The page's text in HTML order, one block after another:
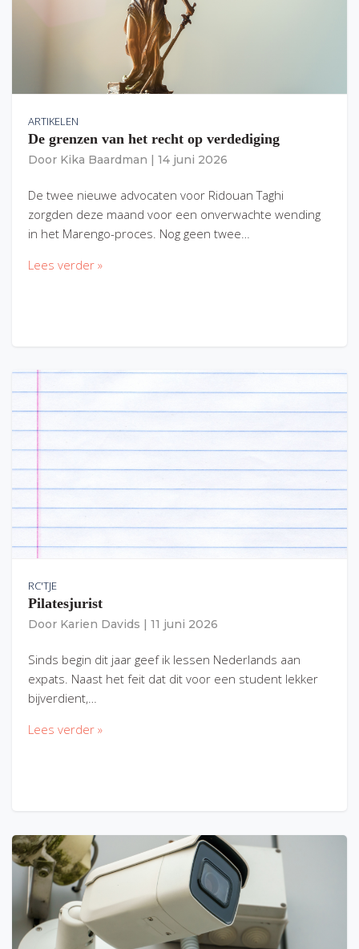
ARTIKELEN
De grenzen van het recht op verdediging
Door Kika Baardman 14 juni 2026
De twee nieuwe advocaten voor Ridouan Taghi
zorgden deze maand voor een onverwachte wending
in het Marengo-proces. Nog geen twee…
Lees verder »
RC'TJE
Pilatesjurist
Door Karien Davids 11 juni 2026
Sinds begin dit jaar geef ik lessen Nederlands aan
expats. Naast het feit dat dit voor een student lekker
bijverdient,…
Lees verder »